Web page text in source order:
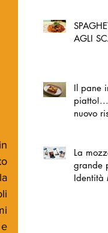
AGLI
Il pane
nuovo
La
grande
Identità